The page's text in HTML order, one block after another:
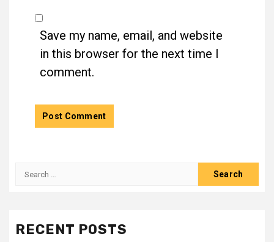
Save my name, email, and website
in this browser for the next time I
comment.
Search
RECENT POSTS